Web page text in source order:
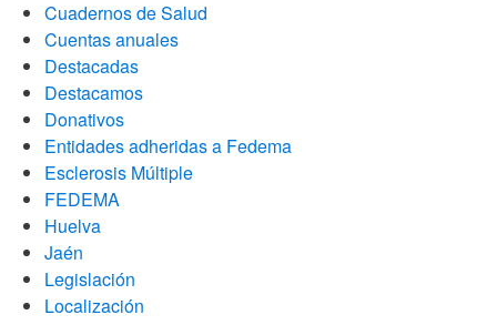
Cuadernos de Salud
Cuentas anuales
Destacadas
Destacamos
Donativos
Entidades adheridas a Fedema
Esclerosis Múltiple
FEDEMA
Huelva
Jaén
Legislación
Localización